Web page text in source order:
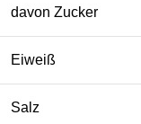
davon Zucker
Eiweiß
Salz